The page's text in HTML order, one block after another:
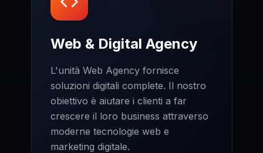
Web & Digital Agency
L'unità Web Agency fornisce
soluzioni digitali complete. Il nostro
obiettivo è aiutare i clienti a far
crescere il loro business attraverso
moderne tecnologie web e
marketing digitale.